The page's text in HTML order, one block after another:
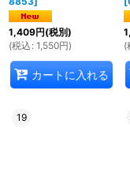
1,409円(税別)
(税込 : 1,550円)
カートに入れる
(
19